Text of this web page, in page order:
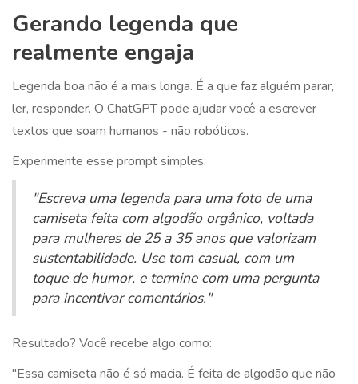
Gerando legenda que
realmente engaja
Legenda boa não é a mais longa. É a que faz alguém parar,
ler, responder. O ChatGPT pode ajudar você a escrever
textos que soam humanos - não robóticos.
Experimente esse prompt simples:
"Escreva uma legenda para uma foto de uma
camiseta feita com algodão orgânico, voltada
para mulheres de 25 a 35 anos que valorizam
sustentabilidade. Use tom casual, com um
toque de humor, e termine com uma pergunta
para incentivar comentários."
Resultado? Você recebe algo como:
"Essa camiseta não é só macia. É feita de algodão que não